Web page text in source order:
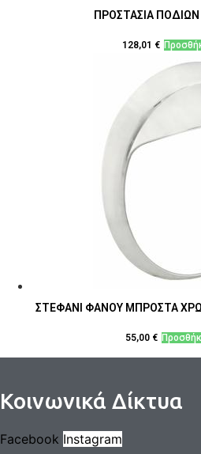
ΠΡΟΣΤΑΣΙΑ ΠΟΔΙΩΝ
128,01 €
ΣΤΕΦΑΝΙ ΦΑΝΟΥ ΜΠΡΟΣΤΑ
55,00 €
Κοινωνικά Δίκτυα
Facebook Instagram